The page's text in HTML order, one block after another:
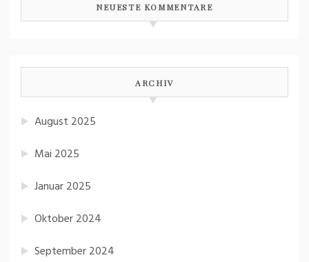
NEUESTE KOMMENTARE
ARCHIV
August 2025
Mai 2025
Januar 2025
Oktober 2024
September 2024